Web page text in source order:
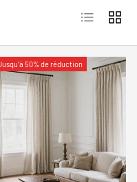
Liste Grille
50% de réduction